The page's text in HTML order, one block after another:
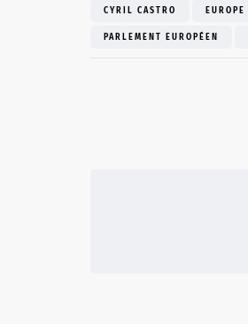
CYRIL CASTRO
PARLEMENT EUROPÉEN